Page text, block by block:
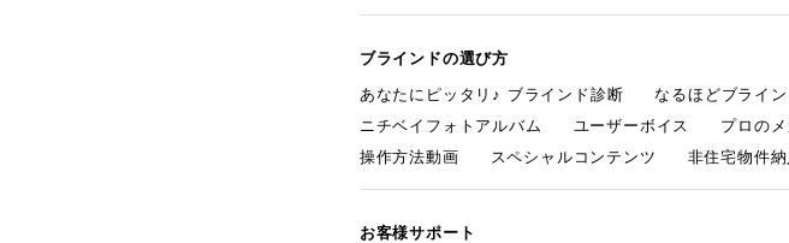
ブラインドの選び方
あなたにピッタリ♪ ブラインド診断
なるほどブライン
ニチベイフォトアルバム
ユーザーボイス プロの
操作方法動画
スペシャルコンテンツ 非住宅物件
お客様サポート